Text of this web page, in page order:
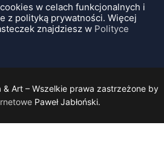
w celach funkcjonalnych i
z polityką prywatności. Więcej
znajdziesz w Polityce
Art – Wszelkie prawa zastrzeżone by
Paweł Jabłoński.